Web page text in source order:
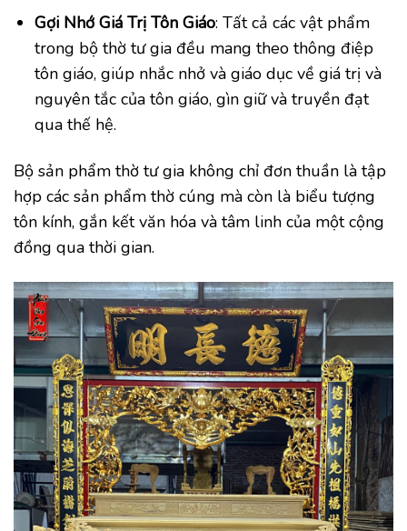
Gợi Nhớ Giá Trị Tôn Giáo: Tất cả các vật phẩm
trong bộ thờ tư gia đều mang theo thông điệp
tôn giáo, giúp nhắc nhở và giáo dục về giá trị và
nguyên tắc của tôn giáo, gìn giữ và truyền đạt
qua thế hệ.
Bộ sản phẩm thờ tư gia không chỉ đơn thuần là tập
hợp các sản phẩm thờ cúng mà còn là biểu tượng
tôn kính, gắn kết văn hóa và tâm linh của một cộng
đồng qua thời gian.